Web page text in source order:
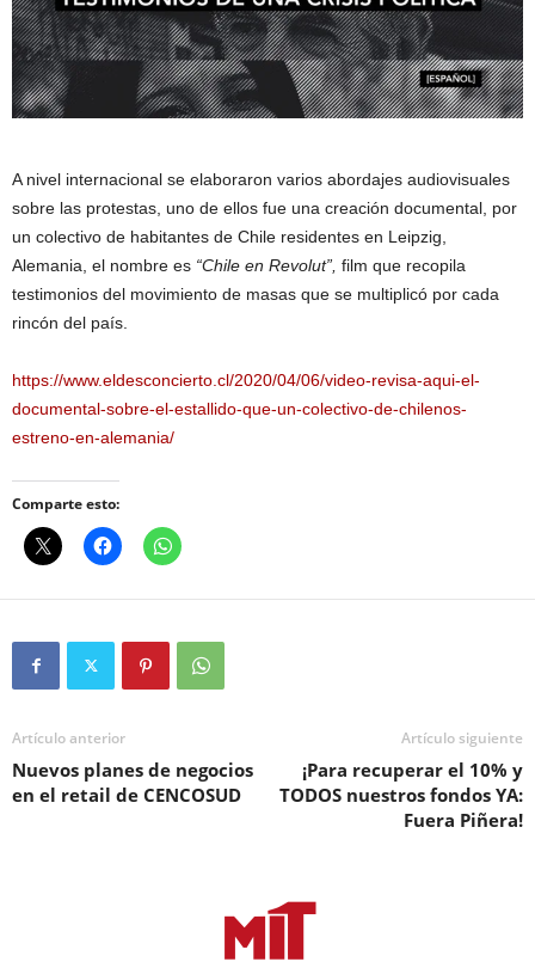
A nivel internacional se elaboraron varios abordajes audiovisuales
sobre las protestas, uno de ellos fue una creación documental, por
un colectivo de habitantes de Chile residentes en Leipzig,
Alemania, el nombre es “Chile en Revolut”, film que recopila
testimonios del movimiento de masas que se multiplicó por cada
rincón del país.
https://www.eldesconcierto.cl/2020/04/06/video-revisa-aqui-el-
documental-sobre-el-estallido-que-un-colectivo-de-chilenos-
estreno-en-alemania/
Comparte esto:
Artículo anterior
Nuevos planes de negocios
en el retail de CENCOSUD
Artículo siguiente
¡Para recuperar el 10% y
TODOS nuestros fondos YA:
Fuera Piñera!